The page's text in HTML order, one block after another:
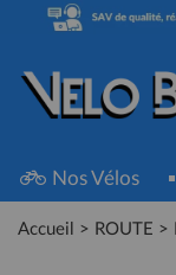
Nos Vélos
Accueil > ROUTE >